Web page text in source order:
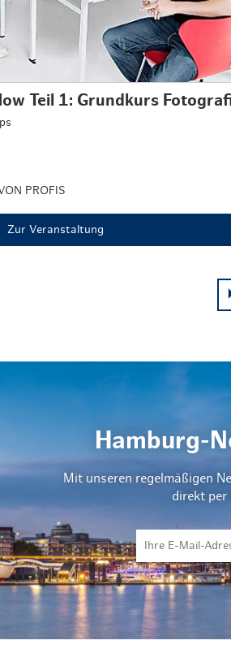
Teil 1: Grundkurs
PROFIS
Zur Veranstaltung
Hamburg-
Mit unseren regelmäßigen
direkt per